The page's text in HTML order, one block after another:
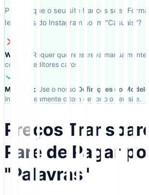
Precisa que o seu site francês soe
legendas do Instagram soem "Casuais"?
Weglot:
Requer que reescreva manualmente
contrate editores caros.
MultiLipi: Use o nosso Definições do
instantaneamente o tom de todo o seu site.
Preços
Pare de Pagar
"Palavras"